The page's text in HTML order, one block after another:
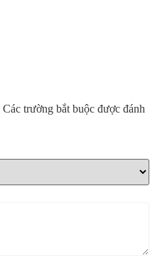
Các trường bắt buộc được đánh